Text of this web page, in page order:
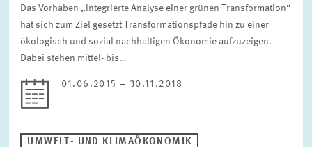
Das Vorhaben „Integrierte Analyse einer grünen Transformation“
hat sich zum Ziel gesetzt Transformationspfade hin zu einer
ökologisch und sozial nachhaltigen Ökonomie aufzuzeigen.
Dabei stehen mittel- bis…
01.06.2015 – 30.11.2018
UMWELT- UND KLIMAÖKONOMIK